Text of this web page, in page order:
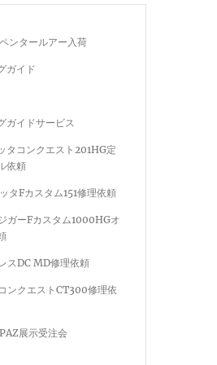
ンタールアー入荷
ガイド
ガイドサービス
タコンクエスト201HG定
依頼
タFカスタム151修理依頼
ガーFカスタム1000HGオ
スDC MD修理依頼
ンクエストCT300修理依
展示受注会